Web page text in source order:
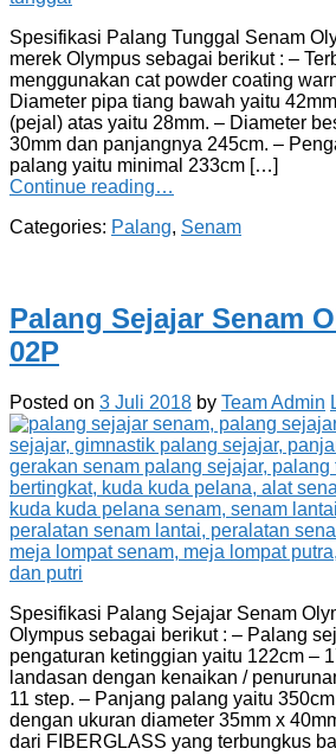
Spesifikasi Palang Tunggal Senam
merek Olympus sebagai berikut : –
menggunakan cat powder coating
Diameter pipa tiang bawah yaitu
(pejal) atas yaitu 28mm. – Diameter
30mm dan panjangnya 245cm. –
palang yaitu minimal 233cm […]
Continue reading…
Categories: Palang, Senam
Palang Sejajar Senam
02P
Posted on 3 Juli 2018 by Team Admin
Spesifikasi Palang Sejajar Senam
Olympus sebagai berikut : – Palang
pengaturan ketinggian yaitu 122cm –
landasan dengan kenaikan /
11 step. – Panjang palang yaitu
dengan ukuran diameter 35mm x
dari FIBERGLASS yang terbungkus